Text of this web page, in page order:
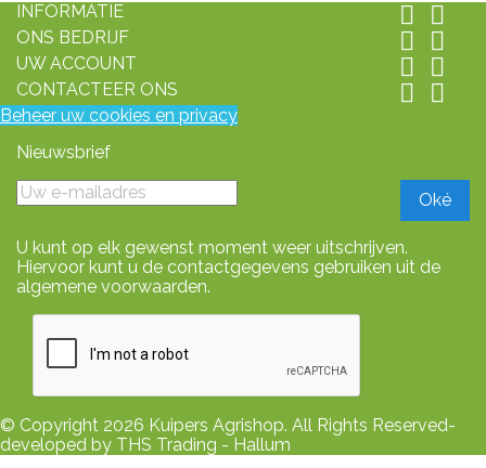
INFORMATIE
 
ONS BEDRIJF  
UW ACCOUNT  
CONTACTEER ONS  
Beheer uw cookies en privacy
Nieuwsbrief
U kunt op elk gewenst moment weer uitschrijven.
Hiervoor kunt u de contactgegevens gebruiken uit de
algemene voorwaarden.
© Copyright 2026 Kuipers Agrishop. All Rights Reserved-
developed by THS Trading - Hallum